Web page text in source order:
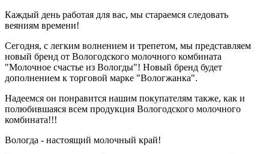
Каждый день работая для вас, мы стараемся следовать
веяниям времени!
Сегодня, с легким волнением и трепетом, мы представляем
новый бренд от Вологодского молочного комбината
"Молочное счастье из Вологды"! Новый бренд будет
дополнением к торговой марке "Вологжанка".
Надеемся он понравится нашим покупателям также, как и
полюбившаяся всем продукция Вологодского молочного
комбината!!!
Вологда - настоящий молочный край!